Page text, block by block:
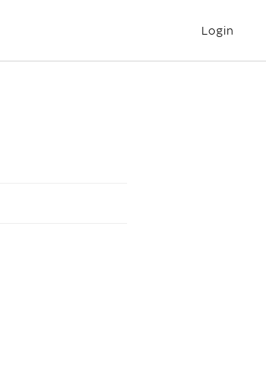
Login